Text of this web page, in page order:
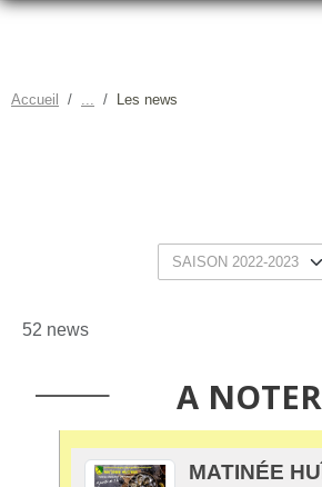
Accueil Les news
52 news
A NOTER
MATINÉE